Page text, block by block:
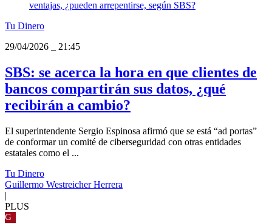
Tu Dinero
29/04/2026
21:45
SBS: se acerca la hora en que clientes de
bancos compartirán sus datos, ¿qué
recibirán a cambio?
El superintendente Sergio Espinosa afirmó que se está “ad portas”
de conformar un comité de ciberseguridad con otras entidades
estatales como el ...
Tu Dinero
Guillermo Westreicher Herrera
|
PLUS
G